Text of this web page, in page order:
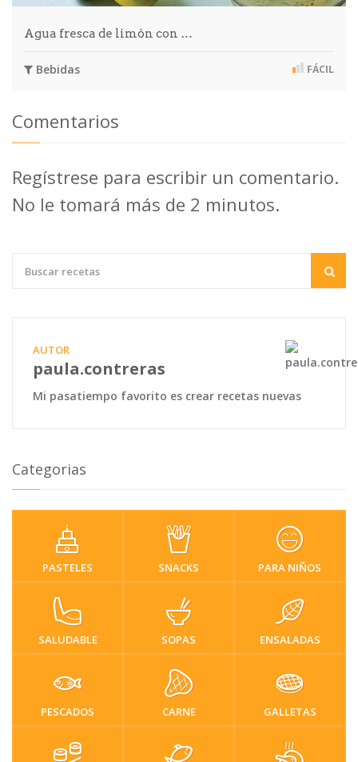
Agua fresca de limón con …
Bebidas FÁCIL
Comentarios
Regístrese para escribir un comentario.
No le tomará más de 2 minutos.
AUTOR
paula.contreras
Mi pasatiempo favorito es crear recetas nuevas
Categorias
PASTELES SNACKS PARA NIÑOS
SALUDABLE SOPAS ENSALADAS
PESCADOS CARNE GALLETAS